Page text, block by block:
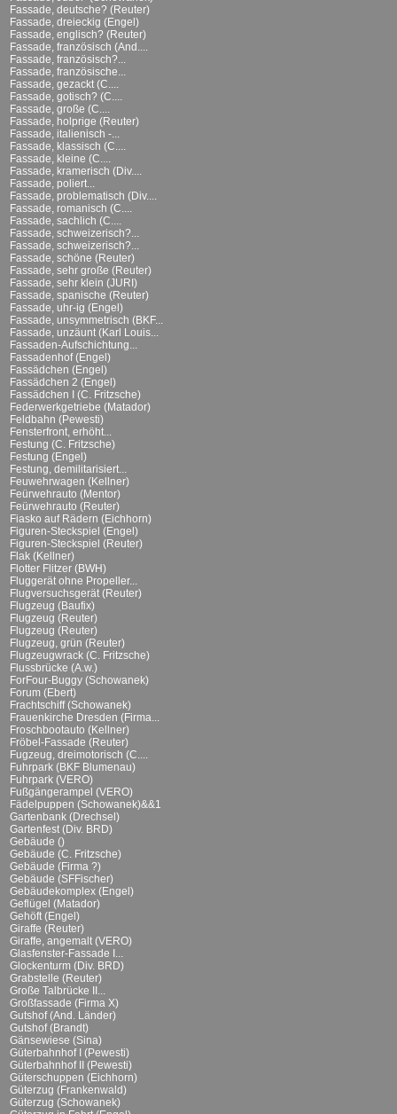
Fassade, deutsche? (Reuter)
Fassade, dreieckig (Engel)
Fassade, englisch? (Reuter)
Fassade, französisch (And....
Fassade, französisch?...
Fassade, französische...
Fassade, gezackt (C....
Fassade, gotisch? (C....
Fassade, große (C....
Fassade, holprige (Reuter)
Fassade, italienisch -...
Fassade, klassisch (C....
Fassade, kleine (C....
Fassade, kramerisch (Div....
Fassade, poliert...
Fassade, problematisch (Div....
Fassade, romanisch (C....
Fassade, sachlich (C....
Fassade, schweizerisch?...
Fassade, schweizerisch?...
Fassade, schöne (Reuter)
Fassade, sehr große (Reuter)
Fassade, sehr klein (JURI)
Fassade, spanische (Reuter)
Fassade, uhr-ig (Engel)
Fassade, unsymmetrisch (BKF...
Fassade, unzäunt (Karl Louis...
Fassaden-Aufschichtung...
Fassadenhof (Engel)
Fassädchen (Engel)
Fassädchen 2 (Engel)
Fassädchen I (C. Fritzsche)
Federwerkgetriebe (Matador)
Feldbahn (Pewesti)
Fensterfront, erhöht...
Festung (C. Fritzsche)
Festung (Engel)
Festung, demilitarisiert...
Feuwehrwagen (Kellner)
Feürwehrauto (Mentor)
Feürwehrauto (Reuter)
Fiasko auf Rädern (Eichhorn)
Figuren-Steckspiel (Engel)
Figuren-Steckspiel (Reuter)
Flak (Kellner)
Flotter Flitzer (BWH)
Fluggerät ohne Propeller...
Flugversuchsgerät (Reuter)
Flugzeug (Baufix)
Flugzeug (Reuter)
Flugzeug (Reuter)
Flugzeug, grün (Reuter)
Flugzeugwrack (C. Fritzsche)
Flussbrücke (A.w.)
ForFour-Buggy (Schowanek)
Forum (Ebert)
Frachtschiff (Schowanek)
Frauenkirche Dresden (Firma...
Froschbootauto (Kellner)
Fröbel-Fassade (Reuter)
Fugzeug, dreimotorisch (C....
Fuhrpark (BKF Blumenau)
Fuhrpark (VERO)
Fußgängerampel (VERO)
Fädelpuppen (Schowanek)&&1
Gartenbank (Drechsel)
Gartenfest (Div. BRD)
Gebäude ()
Gebäude (C. Fritzsche)
Gebäude (Firma ?)
Gebäude (SFFischer)
Gebäudekomplex (Engel)
Geflügel (Matador)
Gehöft (Engel)
Giraffe (Reuter)
Giraffe, angemalt (VERO)
Glasfenster-Fassade I...
Glockenturm (Div. BRD)
Grabstelle (Reuter)
Große Talbrücke II...
Großfassade (Firma X)
Gutshof (And. Länder)
Gutshof (Brandt)
Gänsewiese (Sina)
Güterbahnhof I (Pewesti)
Güterbahnhof II (Pewesti)
Güterschuppen (Eichhorn)
Güterzug (Frankenwald)
Güterzug (Schowanek)